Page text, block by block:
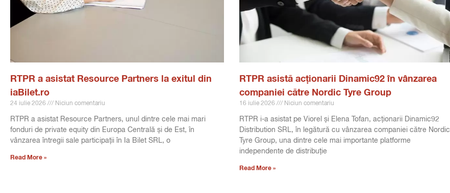
RTPR a asistat Resource Partners la exitul din
iaBilet.ro
24 iulie 2026 Niciun comentariu
RTPR a asistat Resource Partners, unul dintre cele mai mari
fonduri de private equity din Europa Centrală și de Est, în
vânzarea întregii sale participații în Ia Bilet SRL, o
Read More »
RTPR asistă acționarii Dinamic92 în vânzarea
companiei către Nordic Tyre Group
16 iulie 2026 Niciun comentariu
RTPR i-a asistat pe Viorel și Elena Tofan, acționarii Dinamic92
Distribution SRL, în legătură cu vânzarea companiei către Nordic
Tyre Group, una dintre cele mai importante platforme
independente de distribuție
Read More »